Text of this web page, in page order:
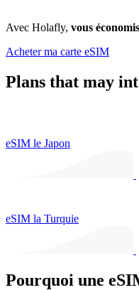
Avec Holafly, vous
Acheter ma carte eSIM
Plans that may
eSIM le Japon
eSIM la Turquie
Pourquoi une